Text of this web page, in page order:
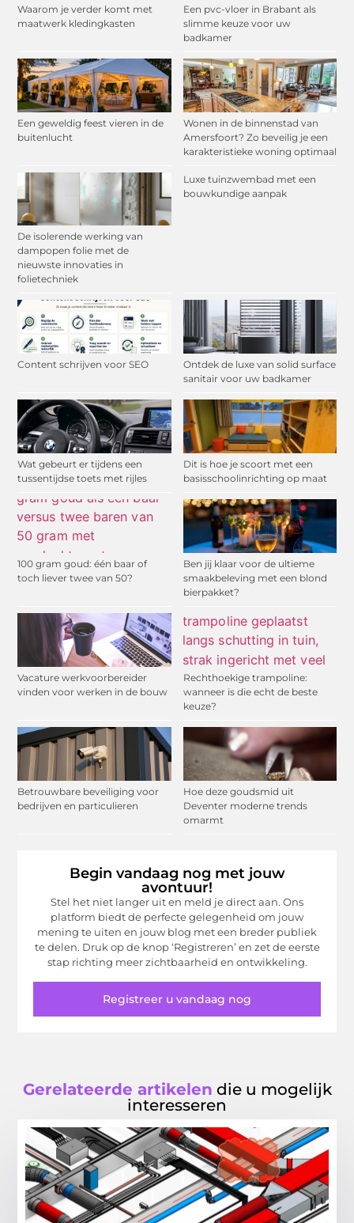
Waarom je verder komt met
maatwerk kledingkasten
Een pvc-vloer in Brabant als
slimme keuze voor uw
badkamer
Een geweldig feest vieren in de
buitenlucht
Wonen in de binnenstad van
Amersfoort? Zo beveilig je een
karakteristieke woning optimaal
De isolerende werking van
dampopen folie met de
nieuwste innovaties in
folietechniek
Luxe tuinzwembad met een
bouwkundige aanpak
Content schrijven voor SEO
Ontdek de luxe van solid surface
sanitair voor uw badkamer
Wat gebeurt er tijdens een
tussentijdse toets met rijles
Dit is hoe je scoort met een
basisschoolinrichting op maat
100 gram goud: één baar of
toch liever twee van 50?
Ben jij klaar voor de ultieme
smaakbeleving met een blond
bierpakket?
Vacature werkvoorbereider
vinden voor werken in de bouw
Rechthoekige trampoline:
wanneer is die echt de beste
keuze?
Betrouwbare beveiliging voor
bedrijven en particulieren
Hoe deze goudsmid uit
Deventer moderne trends
omarmt
Begin vandaag nog met jouw
avontuur!
Stel het niet langer uit en meld je direct aan. Ons
platform biedt de perfecte gelegenheid om jouw
mening te uiten en jouw blog met een breder publiek
te delen. Druk op de knop ‘Registreren’ en zet de eerste
stap richting meer zichtbaarheid en ontwikkeling.
Registreer u vandaag nog
Gerelateerde artikelen die u mogelijk
interesseren